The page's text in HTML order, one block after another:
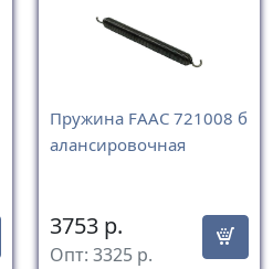
Пружина FAAC 721008 б
алансировочная
3753 р.
Опт: 3325 р.